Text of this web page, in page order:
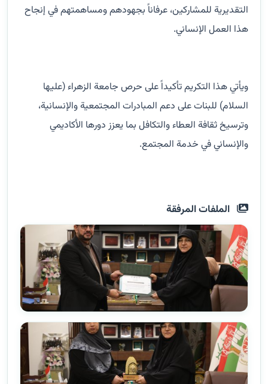
التقديرية للمشاركين، عرفاناً بجهودهم ومساهمتهم في إنجاح
هذا العمل الإنساني.
ويأتي هذا التكريم تأكيداً على حرص جامعة الزهراء (عليها
السلام) للبنات على دعم المبادرات المجتمعية والإنسانية،
وترسيخ ثقافة العطاء والتكافل بما يعزز دورها الأكاديمي
والإنساني في خدمة المجتمع.
الملفات المرفقة